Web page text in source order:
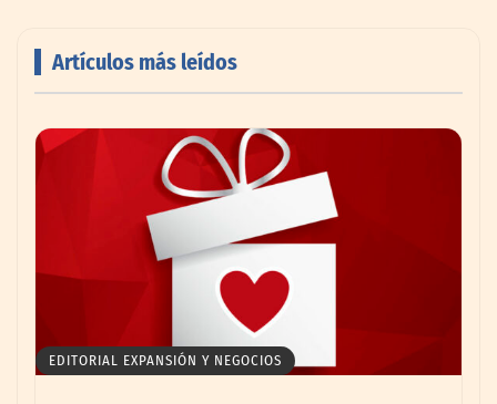
impulsando la colaboración en el sector
Artículos más leídos
EDITORIAL EXPANSIÓN Y NEGOCIOS